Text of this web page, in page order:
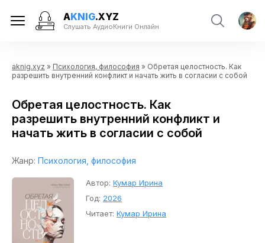
AKNIG.XYZ
Слушать АудиоКниги Онлайн
aknig.xyz » Психология, философия » Обретая целостность. Как
разрешить внутренний конфликт и начать жить в согласии с собой
Обретая целостность. Как
разрешить внутренний конфликт и
начать жить в согласии с собой
Жанр: Психология, философия
Автор: Кумар Ирина
Год: 2026
Читает: Кумар Ирина